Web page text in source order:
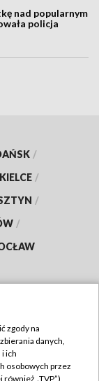
nad popularnym
policja
/
KIELCE /
/
/
zgody na
danych,
ich
osobowych przez
„TVP”),